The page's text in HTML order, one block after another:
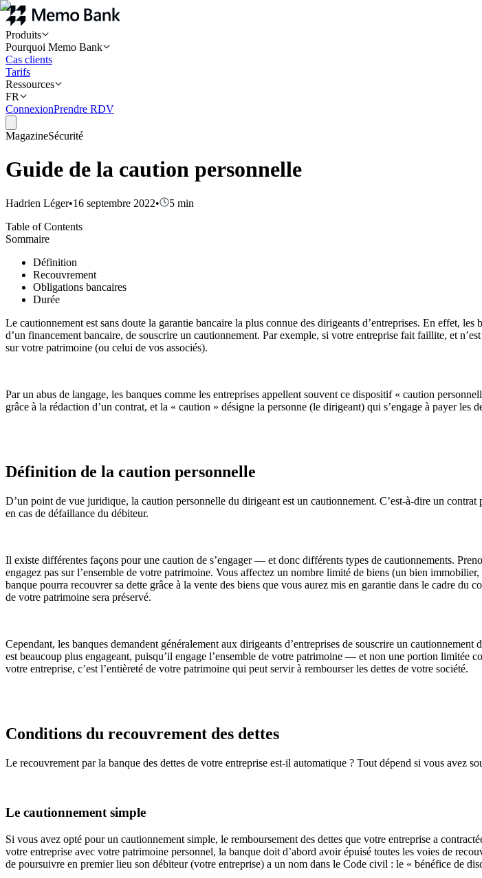
Produits
Pourquoi Memo Bank
Cas clients
Tarifs
Ressources
FR
ConnexionPrendre RDV
MagazineSécurité
Guide de la caution personnelle
Hadrien Léger•16 septembre 2022• 5 min
Table of Contents
Sommaire
Définition
Recouvrement
Obligations bancaires
Durée
Le cautionnement est sans doute la garantie bancaire la plus connue des dirigeants d’entreprises. En effet,
d’un financement bancaire, de souscrire un cautionnement. Par exemple, si votre entreprise fait faillite, et
sur votre patrimoine (ou celui de vos associés).
Par un abus de langage, les banques comme les entreprises appellent souvent ce dispositif « caution
grâce à la rédaction d’un contrat, et la « caution » désigne la personne (le dirigeant) qui s’engage à payer les
Définition de la caution personnelle
D’un point de vue juridique, la caution personnelle du dirigeant est un cautionnement. C’est-à-dire un
en cas de défaillance du débiteur.
Il existe différentes façons pour une caution de s’engager — et donc différents types de cautionnements.
engagez pas sur l’ensemble de votre patrimoine. Vous affectez un nombre limité de biens (un bien
banque pourra recouvrer sa dette grâce à la vente des biens que vous aurez mis en garantie dans le cadre
de votre patrimoine sera préservé.
Cependant, les banques demandent généralement aux dirigeants d’entreprises de souscrire un cautionnement
est beaucoup plus engageant, puisqu’il engage l’ensemble de votre patrimoine — et non une portion limitée
votre entreprise, c’est l’entièreté de votre patrimoine qui peut servir à rembourser les dettes de votre société.
Conditions du recouvrement des dettes
Le recouvrement par la banque des dettes de votre entreprise est-il automatique ? Tout dépend si vous avez
Le cautionnement simple
Si vous avez opté pour un cautionnement simple, le remboursement des dettes que votre entreprise a
votre entreprise avec votre patrimoine personnel, la banque doit d’abord avoir épuisé toutes les voies de
de poursuivre en premier lieu son débiteur (votre entreprise) a un nom dans le Code civil : le « bénéfice de